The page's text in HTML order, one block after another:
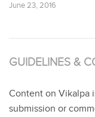
June 23, 2016
GUIDELINES &
Content on Vikalpa
submission or